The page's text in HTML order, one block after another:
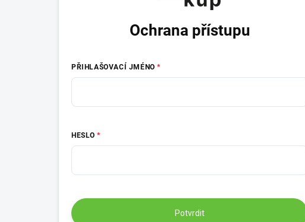
Ochrana přístupu
PŘIHLAŠOVACÍ JMÉNO
HESLO
Potvrdit